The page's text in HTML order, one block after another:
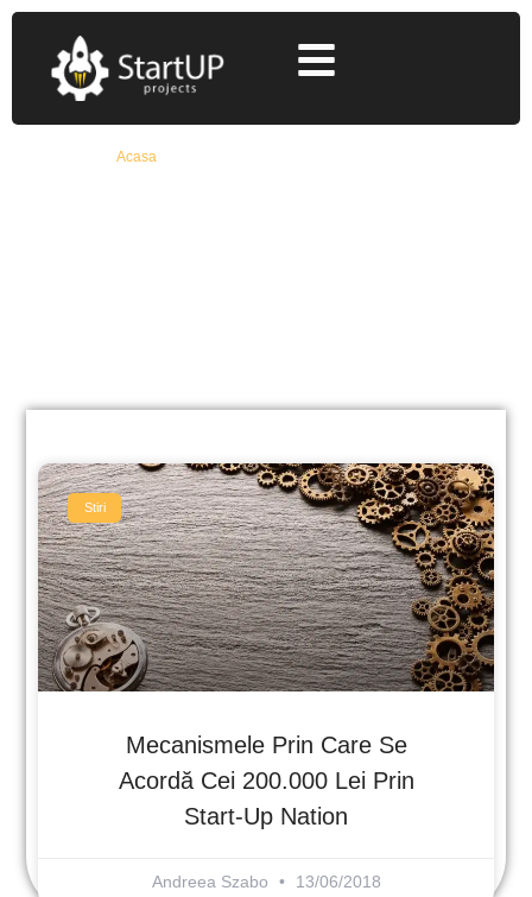
Acasa
Stiri
Mecanismele Prin Care Se
Acordă Cei 200.000 Lei Prin
Start-Up Nation
Andreea Szabo 13/06/2018